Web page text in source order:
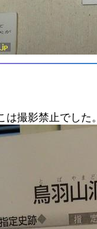
撮影禁止でした。